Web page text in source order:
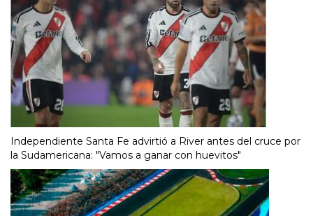
Independiente Santa Fe advirtió a River antes del cruce por
la Sudamericana: "Vamos a ganar con huevitos"